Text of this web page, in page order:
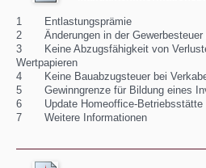
1 Entlastungsprämie
2 Änderungen in der Gewerbesteuer
3 Keine Abzugsfähigkeit von
Wertpapieren
4 Keine Bauabzugsteuer bei
5 Gewinngrenze für Bildung eines
6 Update Homeoffice-Betriebsstätte
7 Weitere Informationen